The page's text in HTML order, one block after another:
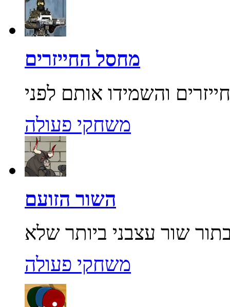
מחסל החייזרים
משחקי פעולה
השור הזועם
משחקי פעולה